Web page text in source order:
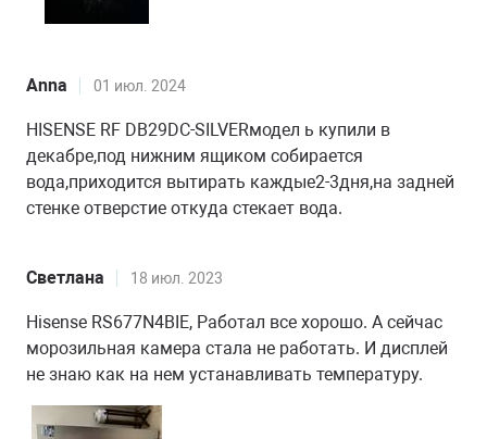
Anna 01 июл. 2024
HISENSE RF DB29DC-SILVERмодел ь купили в
декабре,под нижним ящиком собирается
вода,приходится вытирать каждые2-3дня,на задней
стенке отверстие откуда стекает вода.
Светлана 18 июл. 2023
Hisense RS677N4BIE, Работал все хорошо. А сейчас
морозильная камера стала не работать. И дисплей
не знаю как на нем устанавливать температуру.